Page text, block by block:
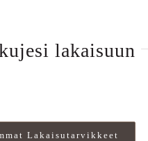
lakaisuun
Lakaisutarvikkeet